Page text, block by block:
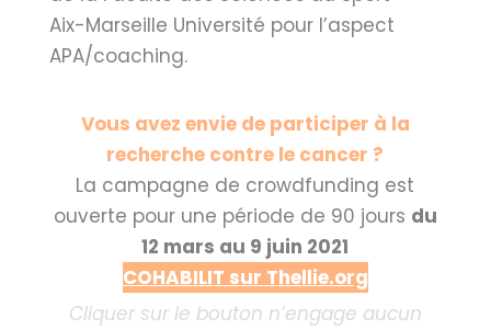
Aix-Marseille Université pour l’aspect
APA/coaching.
Vous avez envie de participer à la
recherche contre le cancer ?
La campagne de crowdfunding est
ouverte pour une période de 90 jours du
12 mars au 9 juin 2021
COHABILIT sur Thellie.org
Cliquer sur le bouton n’engage aucun